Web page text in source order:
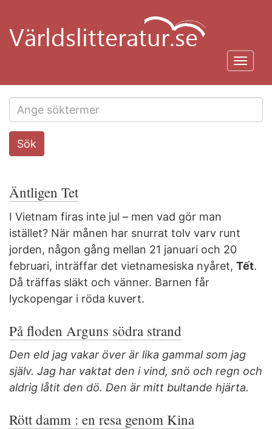
huvudinnehåll
Search
this
Sök
Äntligen Tet
I Vietnam firas inte jul – men vad gör man
istället? När månen har snurrat tolv varv runt
jorden, någon gång mellan 21 januari och 20
februari, inträffar det vietnamesiska nyåret, Tết.
Då träffas släkt och vänner. Barnen får
lyckopengar i röda kuvert.
På floden Arguns södra strand
Den eld jag vakar över är lika gammal som jag
själv. Jag har vaktat den i vind, snö och regn och
aldrig låtit den dö. Den är mitt bultande hjärta.
Rött damm : en resa genom Kina